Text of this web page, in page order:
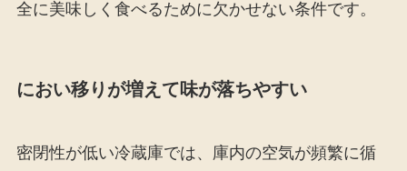
全に美味しく食べるために欠かせない条件です。
におい移りが増えて味が落ちやすい
密閉性が低い冷蔵庫では、庫内の空気が頻繁に循